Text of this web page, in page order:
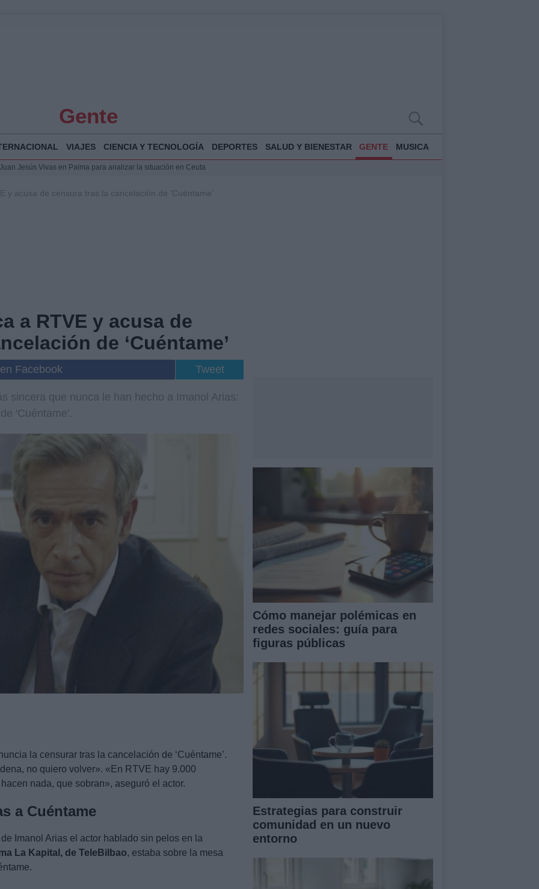
Gente
VIAJES CIENCIA Y TECNOLOGÍA DEPORTES SALUD Y BIENESTAR GENTE MUSICA
Jesús Vivas en Palma para analizar la situación en Ceuta
y humanitario en Ceuta tras la llegada masiva de migrantes
y acusa de censura tras la cancelación de ‘Cuéntame’
a RTVE y acusa de
de ‘Cuéntame’
Facebook Tweet
sincera que nunca le han hecho a Imanol Arias:
'Cuéntame'.
la censurar tras la cancelación de ‘Cuéntame’.
no quiero volver». «En RTVE hay 9.000
nada, que sobran», aseguró el actor.
a Cuéntame
Imanol Arias el actor hablado sin pelos en la
La Kapital, de TeleBilbao, estaba sobre la mesa
Cómo manejar polémicas en
redes sociales: guía para
figuras públicas
Estrategias para construir
comunidad en un nuevo
entorno